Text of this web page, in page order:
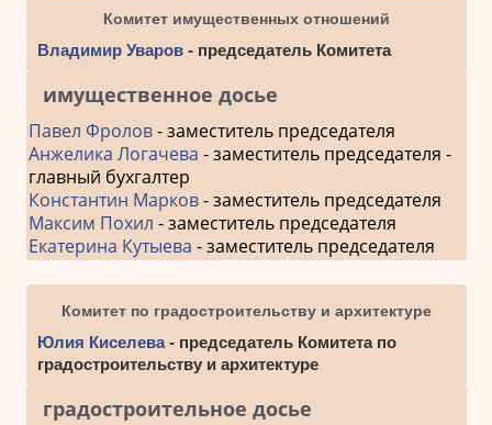
Комитет имущественных отношений
Владимир Уваров- председатель Комитета
имущественное досье
Павел Фролов- заместитель председателя
Анжелика Логачева - заместитель председателя -
главный бухгалтер
Константин Марков- заместитель председателя
Максим Похил - заместитель председателя
Екатерина Кутыева - заместитель председателя
Комитет по градостроительству и архитектуре
Юлия Киселева- председатель Комитета по
градостроительству и архитектуре
градостроительное досье